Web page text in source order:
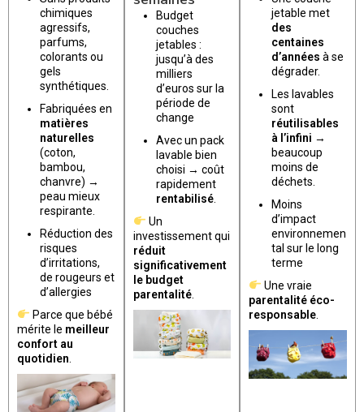
chimiques
agressifs,
parfums,
colorants ou
gels
synthétiques.
Fabriquées en
matières
naturelles
(coton,
bambou,
chanvre) →
peau mieux
respirante.
Réduction des
risques
d’irritations,
de rougeurs et
d’allergies
Parce que bébé
mérite le meilleur
confort au
quotidien
Budget
couches
jetables :
jusqu’à des
milliers
d’euros sur la
période de
change
Avec un pack
lavable bien
choisi → coût
rapidement
rentabilisé.
Un
investissement qui
réduit
significativement
le budget
parentalité.
jetable met
des
centaines
d’années à se
dégrader.
Les lavables
sont
réutilisables
à l’infini →
beaucoup
moins de
déchets.
Moins
d’impact
environnemen
tal sur le long
terme
Une vraie
parentalité éco-
responsable